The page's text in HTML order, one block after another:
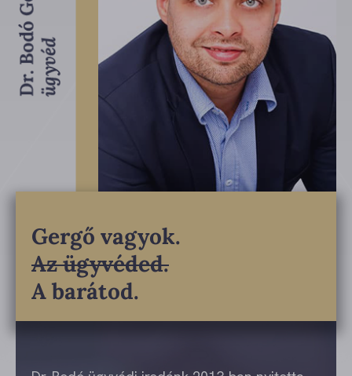
Gergő vagyok.
Az ügyvéded.
A barátod.